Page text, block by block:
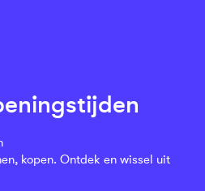
kopen. Ontdek en wissel uit